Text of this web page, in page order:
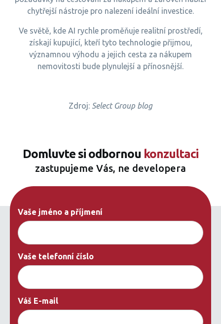
chytřejší nástroje pro nalezení ideální investice.
Ve světě, kde AI rychle proměňuje realitní prostředí,
získají kupující, kteří tyto technologie přijmou,
významnou výhodu a jejich cesta za nákupem
nemovitosti bude plynulejší a přínosnější.
Zdroj: Select Group blog
Domluvte si odbornou konzultaci
zastupujeme Vás, ne developera
Vaše jméno a příjmení
Vaše telefonní číslo
Váš E-mail